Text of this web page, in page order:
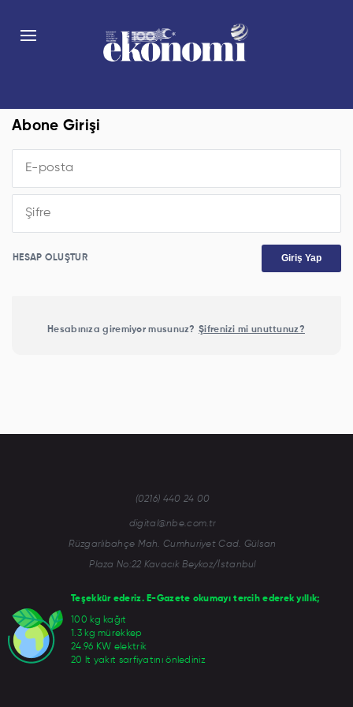
Abone Girişi
HESAP OLUŞTUR Giriş Yap
Hesabınıza giremiyor musunuz? Şifrenizi mi unuttunuz?
Teşekkür ederiz. E-Gazete okumayı tercih ederek yıllık;
100 kg kağıt
1.3 kg mürekkep
24.96 KW elektrik
20 lt yakıt sarfiyatını önlediniz
(0216) 440 24 00
digital@nbe.com.tr
Rüzgarlıbahçe Mah. Cumhuriyet Cad. Gülsan
Plaza No:22 Kavacık Beykoz/İstanbul